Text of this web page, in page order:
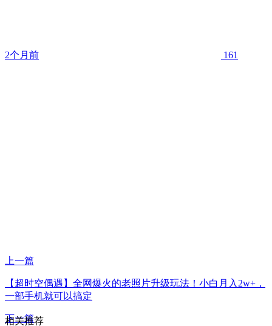
2个月前 161
上一篇
【超时空偶遇】全网爆火的老照片升级玩法！小白月入2w+，
一部手机就可以搞定
下一篇
相关推荐